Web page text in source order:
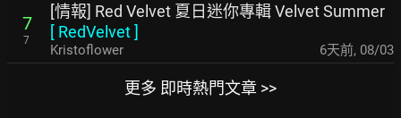
7
7
[情報] Red Velvet 夏日迷你專輯 Velvet Summer
[ RedVelvet]
Kristoflower 6天前, 08/03
更多 即時熱門文章 >>